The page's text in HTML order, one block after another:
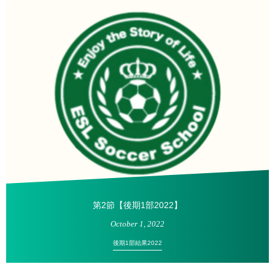
第2節【後期1部2022】
October 1 , 2022
後期1部結果2022